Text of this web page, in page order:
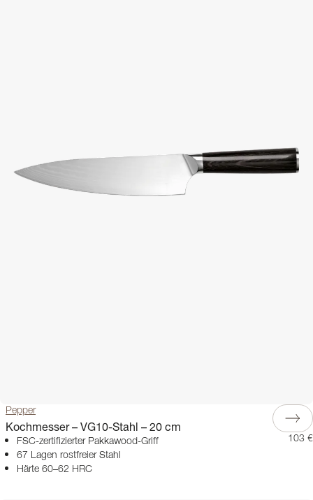
Pepper
Kochmesser – VG10-Stahl – 20 cm
FSC-zertifizierter Pakkawood-Griff
67 Lagen rostfreier Stahl
Härte 60–62 HRC
103 €